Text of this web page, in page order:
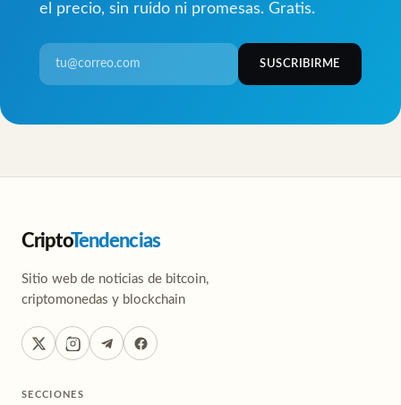
el precio, sin ruido ni promesas. Gratis.
SUSCRIBIRME
CriptoTendencias
Sitio web de noticias de bitcoin,
criptomonedas y blockchain
SECCIONES